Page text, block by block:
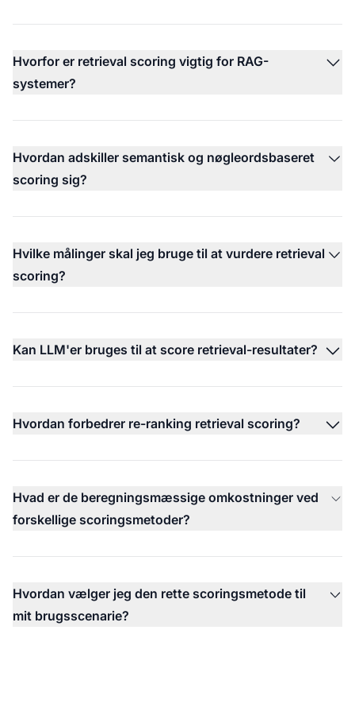
Hvorfor er retrieval scoring vigtig for RAG-
systemer?
Hvordan adskiller semantisk og nøgleordsbaseret
scoring sig?
Hvilke målinger skal jeg bruge til at vurdere retrieval
scoring?
Kan LLM'er bruges til at score retrieval-resultater?
Hvordan forbedrer re-ranking retrieval scoring?
Hvad er de beregningsmæssige omkostninger ved
forskellige scoringsmetoder?
Hvordan vælger jeg den rette scoringsmetode til
mit brugsscenarie?